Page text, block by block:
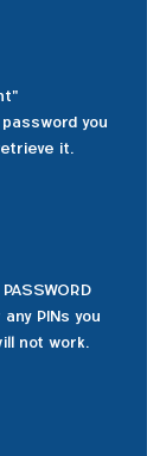
you
it.
PINs you
not work.